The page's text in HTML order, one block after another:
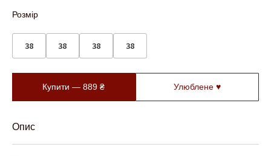
Розмір
38 38 38 38
Купити —889₴ Улюблене ♥
Опис